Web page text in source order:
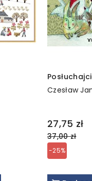
Czesław
27,75 zł
Regular
price
37,00 zł
-25%